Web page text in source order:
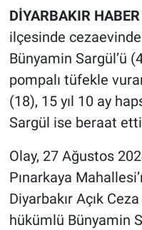
DİYARBAKIR
ilçesinde
Bünyamin Sargül’ü
pompalı tüfekle
(18), 15 yıl 10 ay
Sargül ise beraat
Olay, 27 Ağustos
Pınarkaya
Diyarbakır Açık
hükümlü Bünyamin